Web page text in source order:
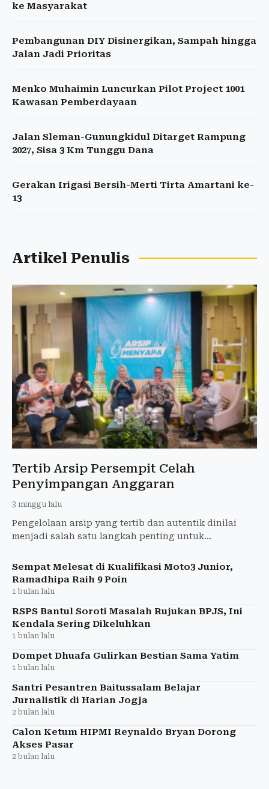
ke Masyarakat
Pembangunan DIY Disinergikan, Sampah hingga
Jalan Jadi Prioritas
Menko Muhaimin Luncurkan Pilot Project 1001
Kawasan Pemberdayaan
Jalan Sleman-Gunungkidul Ditarget Rampung
2027, Sisa 3 Km Tunggu Dana
Gerakan Irigasi Bersih-Merti Tirta Amartani ke-
13
Artikel Penulis
Tertib Arsip Persempit Celah
Penyimpangan Anggaran
3 minggu lalu
Pengelolaan arsip yang tertib dan autentik dinilai
menjadi salah satu langkah penting untuk
lingkungan pemerintahan
Sempat Melesat di Kualifikasi Moto3 Junior,
Ramadhipa Raih 9 Poin
1 bulan lalu
RSPS Bantul Soroti Masalah Rujukan BPJS, Ini
Kendala Sering Dikeluhkan
1 bulan lalu
Dompet Dhuafa Gulirkan Bestian Sama Yatim
1 bulan lalu
Santri Pesantren Baitussalam Belajar
Jurnalistik di Harian Jogja
2 bulan lalu
Calon Ketum HIPMI Reynaldo Bryan Dorong
Akses Pasar
2 bulan lalu